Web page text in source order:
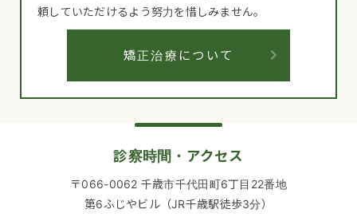
頼していただけるよう努力を惜しみません。
矯正治療について
診察時間・アクセス
〒066-0062 千歳市千代田町6丁目22番地
第6ふじやビル（JR千歳駅徒歩3分）